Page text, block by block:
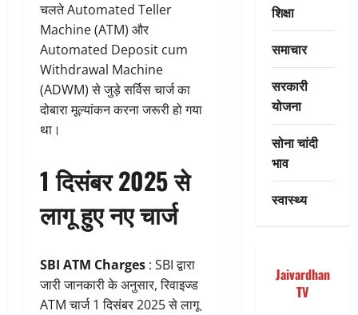
चलते Automated Teller
Machine (ATM) और
Automated Deposit cum
Withdrawal Machine
(ADWM) से जुड़े सर्विस चार्ज का
दोबारा मूल्यांकन करना जरूरी हो गया
था।
1 दिसंबर 2025 से
लागू हुए नए चार्ज
SBI ATM Charges : SBI द्वारा
जारी जानकारी के अनुसार, रिवाइज्ड
ATM चार्ज 1 दिसंबर 2025 से लागू
शिक्षा
समाचार
सरकारी
योजना
सोना चांदी
भाव
स्वास्थ्य
Jaivardhan
TV